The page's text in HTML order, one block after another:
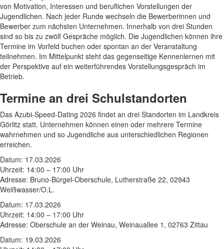
von Motivation, Interessen und beruflichen Vorstellungen der
Jugendlichen. Nach jeder Runde wechseln die Bewerberinnen und
Bewerber zum nächsten Unternehmen. Innerhalb von drei Stunden
sind so bis zu zwölf Gespräche möglich. Die Jugendlichen können ihre
Termine im Vorfeld buchen oder spontan an der Veranstaltung
teilnehmen. Im Mittelpunkt steht das gegenseitige Kennenlernen mit
der Perspektive auf ein weiterführendes Vorstellungsgespräch im
Betrieb.
Termine an drei Schulstandorten
Das Azubi-Speed-Dating 2026 findet an drei Standorten im Landkreis
Görlitz statt. Unternehmen können einen oder mehrere Termine
wahrnehmen und so Jugendliche aus unterschiedlichen Regionen
erreichen.
Datum: 17.03.2026
Uhrzeit: 14:00 – 17:00 Uhr
Adresse: Bruno-Bürgel-Oberschule, Lutherstraße 22, 02943
Weißwasser/O.L.
Datum: 17.03.2026
Uhrzeit: 14:00 – 17:00 Uhr
Adresse: Oberschule an der Weinau, Weinauallee 1, 02763 Zittau
Datum: 19.03.2026